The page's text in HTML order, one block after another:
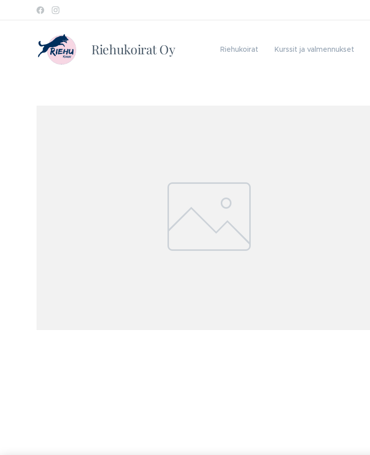
Riehukoirat Oy Riehukoirat Kurssit ja valmennukset